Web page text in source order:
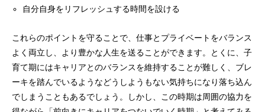
自分自身をリフレッシュする時間を設ける
これらのポイントを守ることで、仕事とプライベートをバランス
よく両立し、より豊かな人生を送ることができます。とくに、子
育て期にはキャリアとのバランスを維持することが難しく、ブレ
ーキを踏んでいるようなどうしようもない気持ちになり落ち込ん
でしまうこともあるでしょう。しかし、この時期は周囲の協力を